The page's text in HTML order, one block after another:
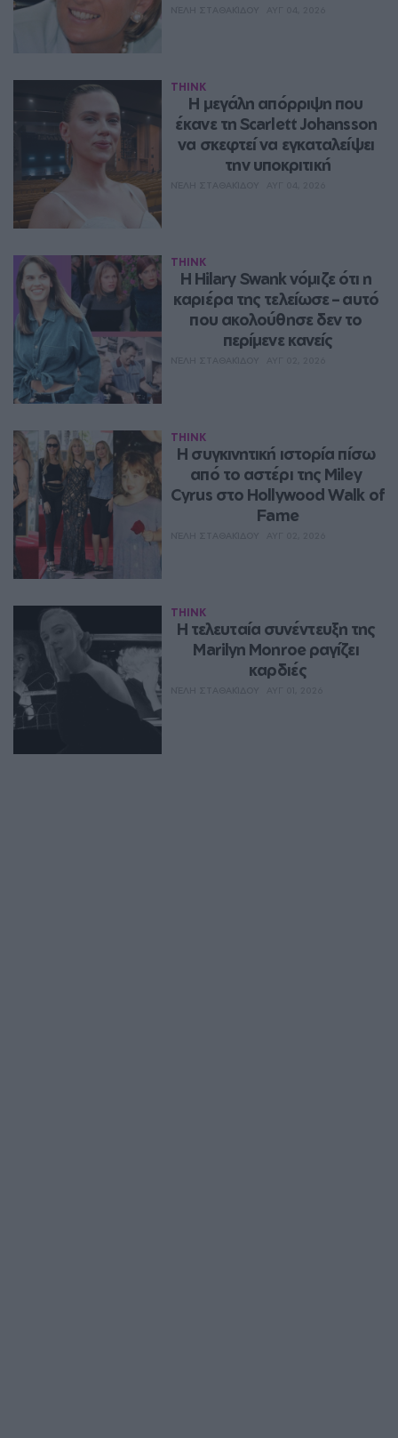
THINK
Η μεγάλη απόρριψη που
έκανε τη Scarlett Johansson
να σκεφτεί να εγκαταλείψει
την υποκριτική
THINK
Η Hilary Swank νόμιζε ότι η
καριέρα της τελείωσε – αυτό
που ακολούθησε δεν το
περίμενε κανείς
THINK
Η συγκινητική ιστορία πίσω
από το αστέρι της Miley
Cyrus στο Hollywood Walk of
Fame
THINK
Η τελευταία συνέντευξη της
Marilyn Monroe ραγίζει
καρδιές